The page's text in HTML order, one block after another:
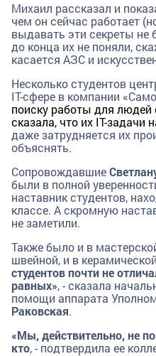
Михаил рассказал и
чем он сейчас работает
выдавать эти секреты не
до конца их не поняли,
касается АЗС и
Несколько студентов
IT-сфере в компании
поиску работы для людей
сказала, что их IT-задачи
даже затрудняется их
объяснять.
Сопровождавшие
были в полной
наставник студентов,
классе. А скромную
не заметили.
Также было и в
швейной, и в
студентов почти не
равных», - сказала
помощи аппарата
Раковская.
«Мы, действительно, не
кто, - подтвердила ее